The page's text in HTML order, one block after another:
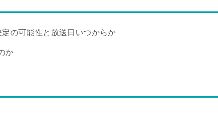
の可能性と放送日いつからか
か